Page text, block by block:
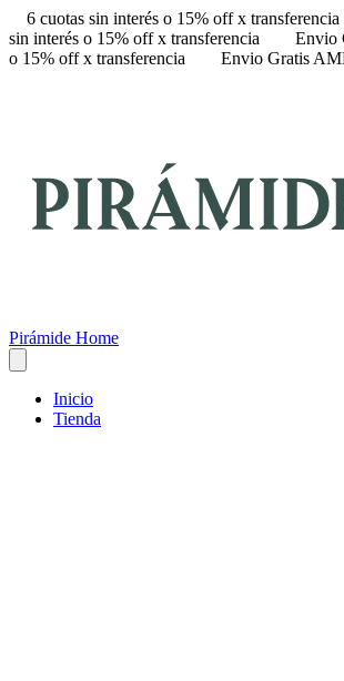
6 cuotas sin interés o 15% off x transferencia
sin interés o 15% off x transferencia
Envio
o 15% off x transferencia
Envio Gratis
Pirámide Home
Inicio
Tienda